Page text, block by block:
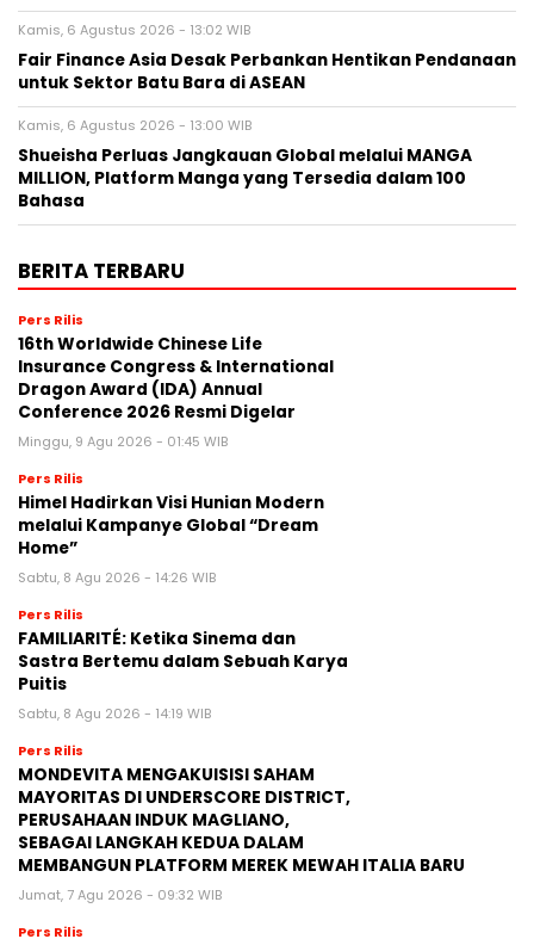
Kamis, 6 Agustus 2026 - 13:02 WIB
Fair Finance Asia Desak Perbankan Hentikan Pendanaan
untuk Sektor Batu Bara di ASEAN
Kamis, 6 Agustus 2026 - 13:00 WIB
Shueisha Perluas Jangkauan Global melalui MANGA
MILLION, Platform Manga yang Tersedia dalam 100
Bahasa
BERITA TERBARU
Pers Rilis
16th Worldwide Chinese Life
Insurance Congress & International
Dragon Award (IDA) Annual
Conference 2026 Resmi Digelar
Minggu, 9 Agu 2026 - 01:45 WIB
Pers Rilis
Himel Hadirkan Visi Hunian Modern
melalui Kampanye Global “Dream
Home”
Sabtu, 8 Agu 2026 - 14:26 WIB
Pers Rilis
FAMILIARITÉ: Ketika Sinema dan
Sastra Bertemu dalam Sebuah Karya
Puitis
Sabtu, 8 Agu 2026 - 14:19 WIB
Pers Rilis
MONDEVITA MENGAKUISISI SAHAM
MAYORITAS DI UNDERSCORE DISTRICT,
PERUSAHAAN INDUK MAGLIANO,
SEBAGAI LANGKAH KEDUA DALAM
MEMBANGUN PLATFORM MEREK MEWAH ITALIA BARU
Jumat, 7 Agu 2026 - 09:32 WIB
Pers Rilis